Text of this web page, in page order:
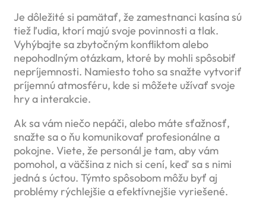
Je dôležité si pamätať, že zamestnanci kasína sú
tiež ľudia, ktorí majú svoje povinnosti a tlak.
Vyhýbajte sa zbytočným konfliktom alebo
nepohodlným otázkam, ktoré by mohli spôsobiť
nepríjemnosti. Namiesto toho sa snažte vytvoriť
príjemnú atmosféru, kde si môžete užívať svoje
hry a interakcie.
Ak sa vám niečo nepáči, alebo máte sťažnosť,
snažte sa o ňu komunikovať profesionálne a
pokojne. Viete, že personál je tam, aby vám
pomohol, a väčšina z nich si cení, keď sa s nimi
jedná s úctou. Týmto spôsobom môžu byť aj
problémy rýchlejšie a efektívnejšie vyriešené.